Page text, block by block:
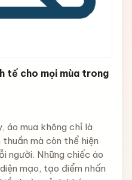
tế cho mọi mùa trong
áo mua không chỉ là
mà còn thể hiện
người. Những chiếc áo
mạo, tạo điểm nhấn